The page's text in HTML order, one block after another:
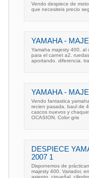
Vendo despiece de
que necesiteis precio
YAMAHA -
Yamaha majesty 400. al
para el carnet a2.
aportando. diferencia.
YAMAHA -
Vendo fantastica
recien pasada, baul de
cascos nuevos y
OCASION. Color gris
DESPIECE
2007 1
Disponemos de
majesty 400. Variador,
asiento, cigueñal,